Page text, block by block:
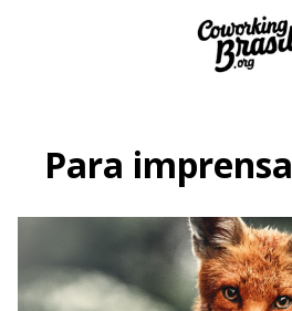
Para imprensa